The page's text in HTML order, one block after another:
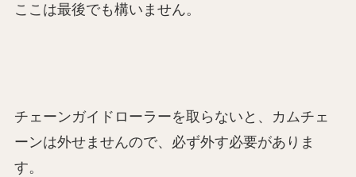
ここは最後でも構いません。
チェーンガイドローラーを取らないと、カムチェ
ーンは外せませんので、必ず外す必要がありま
す。